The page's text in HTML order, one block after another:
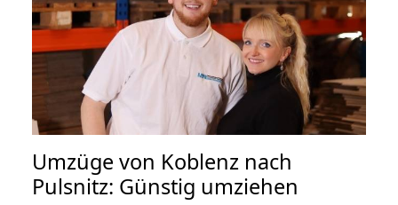
Umzüge von Koblenz nach
Pulsnitz: Günstig umziehen